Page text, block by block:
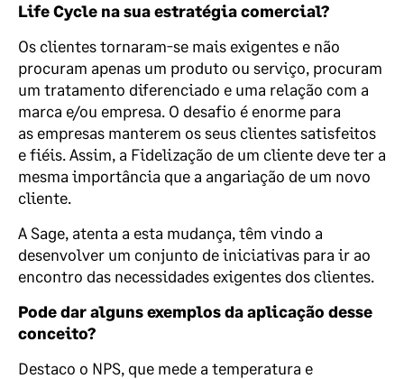
Life Cycle na sua estratégia comercial?
Os clientes tornaram-se mais exigentes e não
procuram apenas um produto ou serviço, procuram
um tratamento diferenciado e uma relação com a
marca e/ou empresa. O desafio é enorme para
as empresas manterem os seus clientes satisfeitos
e fiéis. Assim, a Fidelização de um cliente deve ter a
mesma importância que a angariação de um novo
cliente.
A Sage, atenta a esta mudança, têm vindo a
desenvolver um conjunto de iniciativas para ir ao
encontro das necessidades exigentes dos clientes.
Pode dar alguns exemplos da aplicação desse
conceito?
Destaco o NPS, que mede a temperatura e